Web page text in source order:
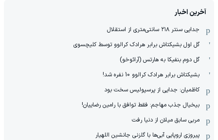
آخرین اخبار
جدایی سنتر ۲۱۸ سانتی‌متری از استقلال
گل اول بشیکتاش برابر هرادک کرالوو توسط کلیچسوی
گل دوم بنفیکا به هارتس (آرائوخو)
بشیکتاش برابر هرادک کرالوو 10 نفره شد!
کاظمیان: جدایی از پرسپولیس سخت بود
بیخیال جذب مهاجم: فقط توافق با رامین رضاییان!
مربی سابق میلان از دنیا رفت
پیروزی اروپایی آبی‌ها با گلزنی جانشین اللهیار